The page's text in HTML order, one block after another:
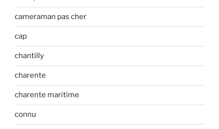
cameraman pas cher
cap
chantilly
charente
charente maritime
connu